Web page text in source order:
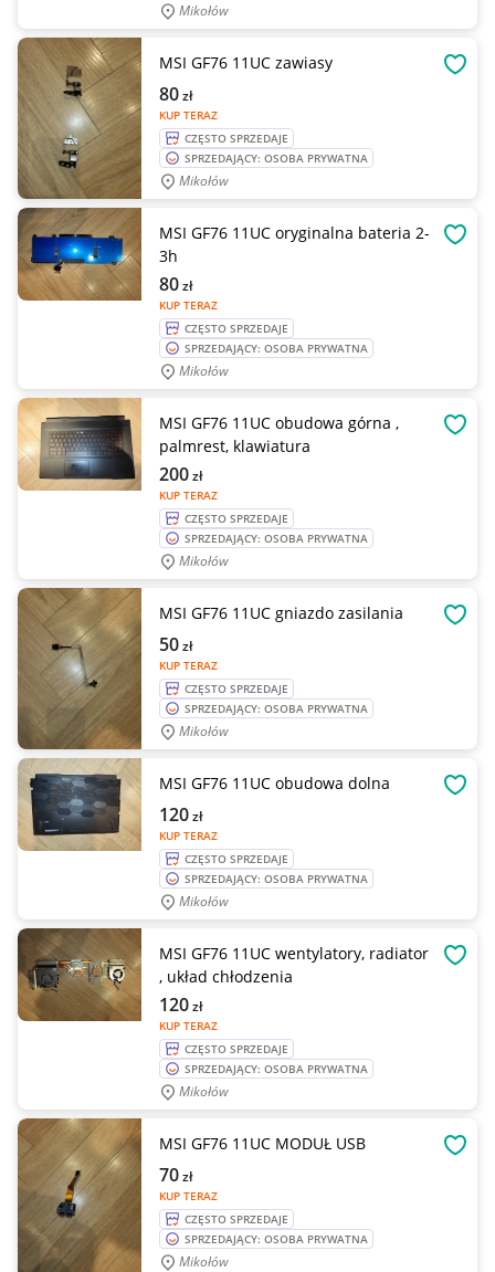
Mikołów
MSI GF76 11UC zawiasy
KUP TERAZ
80zł
CZĘSTO SPRZEDAJE
SPRZEDAJĄCY: OSOBA PRYWATNA
Mikołów
MSI GF76 11UC oryginalna bateria 2-
3h
KUP TERAZ
80zł
CZĘSTO SPRZEDAJE
SPRZEDAJĄCY: OSOBA PRYWATNA
Mikołów
MSI GF76 11UC obudowa górna ,
palmrest, klawiatura
KUP TERAZ
200zł
CZĘSTO SPRZEDAJE
SPRZEDAJĄCY: OSOBA PRYWATNA
Mikołów
MSI GF76 11UC gniazdo zasilania
KUP TERAZ
50zł
CZĘSTO SPRZEDAJE
SPRZEDAJĄCY: OSOBA PRYWATNA
Mikołów
MSI GF76 11UC obudowa dolna
KUP TERAZ
120zł
CZĘSTO SPRZEDAJE
SPRZEDAJĄCY: OSOBA PRYWATNA
Mikołów
MSI GF76 11UC wentylatory, radiator
, układ chłodzenia
KUP TERAZ
120zł
CZĘSTO SPRZEDAJE
SPRZEDAJĄCY: OSOBA PRYWATNA
Mikołów
MSI GF76 11UC MODUŁ USB
KUP TERAZ
70zł
CZĘSTO SPRZEDAJE
SPRZEDAJĄCY: OSOBA PRYWATNA
Mikołów